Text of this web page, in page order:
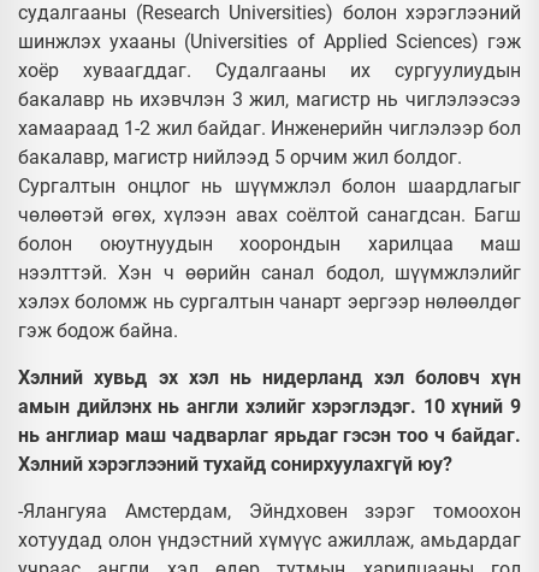
судалгааны (Research Universities) болон хэрэглээний
шинжлэх ухааны (Universities of Applied Sciences) гэж
хоёр хуваагддаг. Судалгааны их сургуулиудын
бакалавр нь ихэвчлэн 3 жил, магистр нь чиглэлээсээ
хамаараад 1-2 жил байдаг. Инженерийн чиглэлээр бол
бакалавр, магистр нийлээд 5 орчим жил болдог.
Сургалтын онцлог нь шүүмжлэл болон шаардлагыг
чөлөөтэй өгөх, хүлээн авах соёлтой санагдсан. Багш
болон оюутнуудын хоорондын харилцаа маш
нээлттэй. Хэн ч өөрийн санал бодол, шүүмжлэлийг
хэлэх боломж нь сургалтын чанарт эергээр нөлөөлдөг
гэж бодож байна.
Хэлний хувьд эх хэл нь нидерланд хэл боловч хүн
амын дийлэнх нь англи хэлийг хэрэглэдэг. 10 хүний 9
нь англиар маш чадварлаг ярьдаг гэсэн тоо ч байдаг.
Хэлний хэрэглээний тухайд сонирхуулахгүй юу?
-Ялангуяа Амстердам, Эйндховен зэрэг томоохон
хотуудад олон үндэстний хүмүүс ажиллаж, амьдардаг